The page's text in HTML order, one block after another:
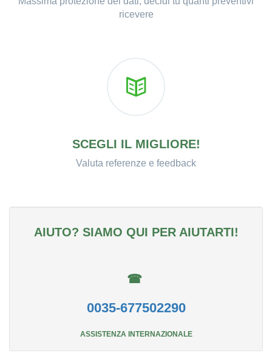
ricevere
SCEGLI IL MIGLIORE!
Valuta referenze e feedback
AIUTO? SIAMO QUI PER AIUTARTI!
☎
0035-677502290
ASSISTENZA INTERNAZIONALE